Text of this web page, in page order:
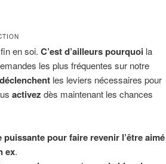
en soi. C’est d’ailleurs pourquoi la
les plus fréquentes sur notre
déclenchent les leviers nécessaires pour
activez dès maintenant les chances
puissante pour faire revenir l’être aimé
ex.